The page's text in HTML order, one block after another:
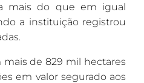
mais do que em igual
a instituição registrou
de 829 mil hectares
em valor segurado aos